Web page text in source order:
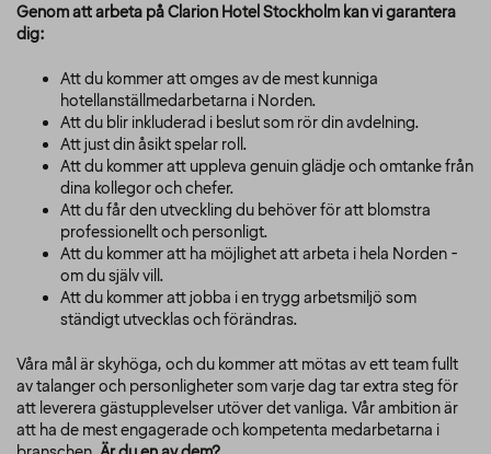
Genom att arbeta på Clarion Hotel Stockholm kan vi garantera
dig:
Att du kommer att omges av de mest kunniga
hotellanställmedarbetarna i Norden.
Att du blir inkluderad i beslut som rör din avdelning.
Att just din åsikt spelar roll.
Att du kommer att uppleva genuin glädje och omtanke från
dina kollegor och chefer.
Att du får den utveckling du behöver för att blomstra
professionellt och personligt.
Att du kommer att ha möjlighet att arbeta i hela Norden -
om du själv vill.
Att du kommer att jobba i en trygg arbetsmiljö som
ständigt utvecklas och förändras.
Våra mål är skyhöga, och du kommer att mötas av ett team fullt
av talanger och personligheter som varje dag tar extra steg för
att leverera gästupplevelser utöver det vanliga. Vår ambition är
att ha de mest engagerade och kompetenta medarbetarna i